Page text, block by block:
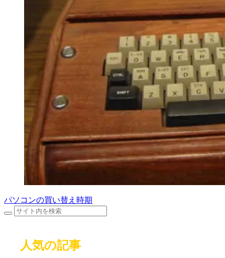
パソコンの買い替え時期
人気の記事